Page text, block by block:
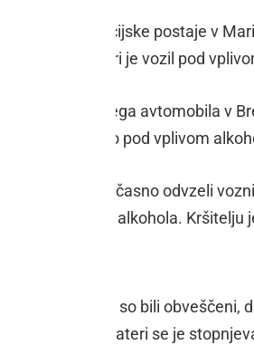
ormoške policijske postaje v
kateri je vozil pod
vozniku osebnega avtomobila v
saj je vozil vozilo pod vplivom
v Muretincih začasno odvzeli
pod vplivom alkohola. Kršitelju
ob 17.55 uri so bili
sosedoma, kateri se je